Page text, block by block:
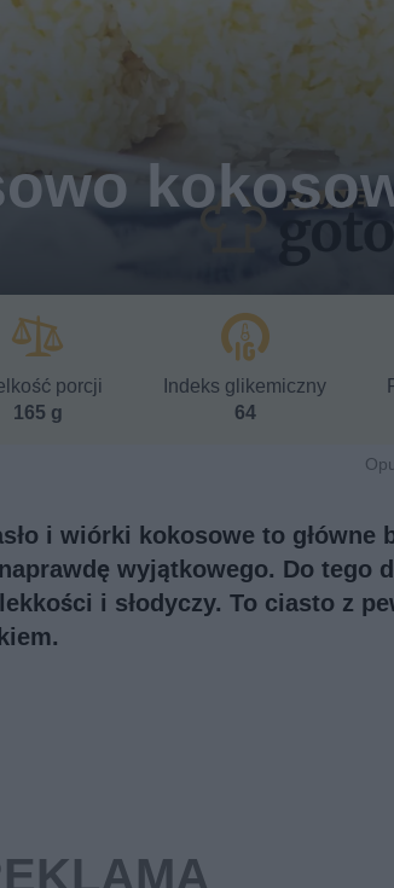
porcji
165 g
Indeks glikemiczny
64
i wiórki kokosowe to główne
wyjątkowego. Do tego
i słodyczy. To ciasto z